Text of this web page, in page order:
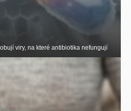
viry, na které antibiotika nefungují